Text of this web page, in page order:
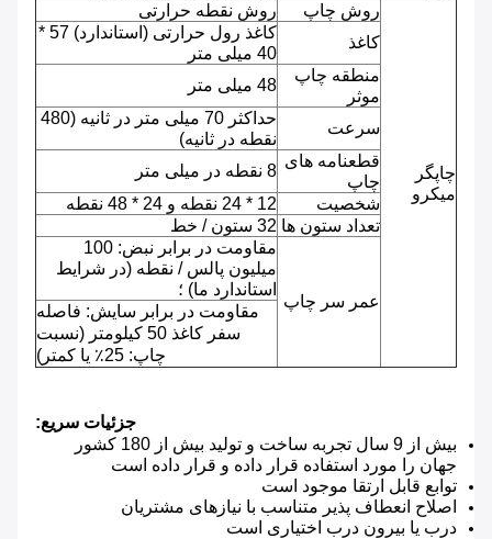
چاپگر
میکرو
روش چاپ
روش نقطه حرارتی
کاغذ
کاغذ رول حرارتی (استاندارد) 57 *
40 میلی متر
منطقه چاپ
موثر
48 میلی متر
سرعت
حداکثر 70 میلی متر در ثانیه (480
نقطه در ثانیه)
قطعنامه های
چاپ
8 نقطه در میلی متر
شخصیت
12 * 24 نقطه و 24 * 48 نقطه
تعداد ستون ها 32 ستون / خط
عمر سر چاپ
مقاومت در برابر نبض: 100
میلیون پالس / نقطه (در شرایط
استاندارد ما) ؛
مقاومت در برابر سایش: فاصله
سفر کاغذ 50 کیلومتر (نسبت
چاپ: 25٪ یا کمتر)
جزئیات سریع:
بیش از 9 سال تجربه ساخت و تولید بیش از 180 کشور
جهان را مورد استفاده قرار داده و قرار داده است
توابع قابل ارتقا موجود است
اصلاح انعطاف پذیر متناسب با نیازهای مشتریان
درب یا بیرون درب اختیاری است